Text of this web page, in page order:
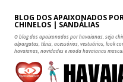
Pular para o
BLOG DOS APAIXONADOS
CHINELOS | SANDÁLIAS
O blog dos apaixonados por havaianas, seja
alpargatas, tênis, acessórios, vestuários, look
havaianas, novidades e moda havaianas